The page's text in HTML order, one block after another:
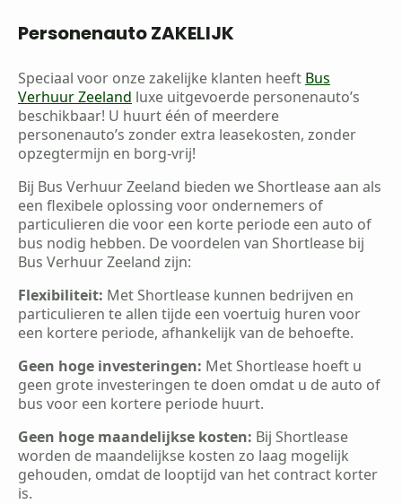
Personenauto ZAKELIJK
Speciaal voor onze zakelijke klanten heeft Bus
Verhuur Zeeland luxe uitgevoerde personenauto’s
beschikbaar! U huurt één of meerdere
personenauto’s zonder extra leasekosten, zonder
opzegtermijn en borg-vrij!
Bij Bus Verhuur Zeeland bieden we Shortlease aan als
een flexibele oplossing voor ondernemers of
particulieren die voor een korte periode een auto of
bus nodig hebben. De voordelen van Shortlease bij
Bus Verhuur Zeeland zijn:
Flexibiliteit: Met Shortlease kunnen bedrijven en
particulieren te allen tijde een voertuig huren voor
een kortere periode, afhankelijk van de behoefte.
Geen hoge investeringen: Met Shortlease hoeft u
geen grote investeringen te doen omdat u de auto of
bus voor een kortere periode huurt.
Geen hoge maandelijkse kosten: Bij Shortlease
worden de maandelijkse kosten zo laag mogelijk
gehouden, omdat de looptijd van het contract korter
is.